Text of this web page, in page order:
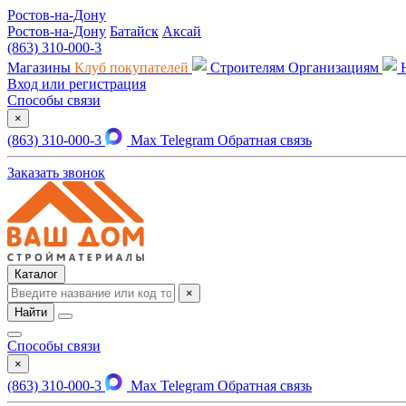
Ростов-на-Дону
Ростов-на-Дону Батайск Аксай
(863) 310-000-3
Магазины Клуб покупателей Строителям Организациям
Вход или регистрация
Способы связи
×
(863) 310-000-3 Max Telegram Обратная связь
Заказать звонок
Каталог
×
Найти
Способы связи
×
(863) 310-000-3 Max Telegram Обратная связь